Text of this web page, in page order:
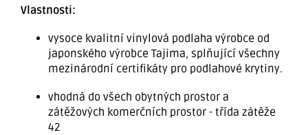
Vlastnosti:
vysoce kvalitní vinylová podlaha výrobce od
japonského výrobce Tajima, splňující všechny
mezinárodní certifikáty pro podlahové krytiny.
vhodná do všech obytných prostor a
zátěžových komerčních prostor - třída zátěže
42